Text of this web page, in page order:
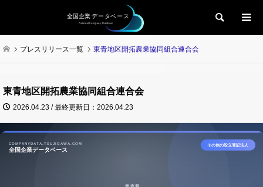
検索
プレスリリース一覧 東青地区開拓農業協同組合連合会
東青地区開拓農業協同組合連合会
2026.04.23 / 最終更新日：2026.04.23